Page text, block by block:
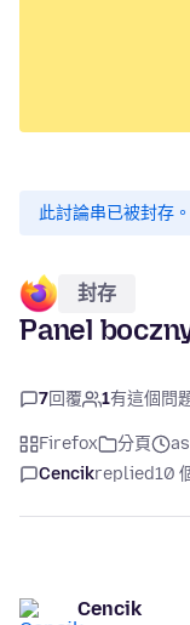
此討論串已被封存。
封存
Panel
7回覆 1有這個問
Firefox 分頁
Cencikreplied10
Cencik